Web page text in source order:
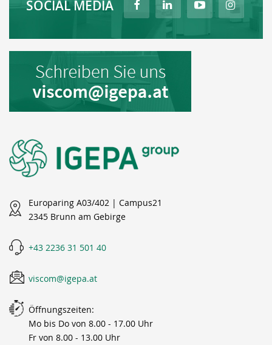
SOCIAL MEDIA
Europaring A03/402 | Campus21
2345 Brunn am Gebirge
+43 2236 31 501 40
viscom@igepa.at
Öffnungszeiten:
Mo bis Do von 8.00 - 17.00 Uhr
Fr von 8.00 - 13.00 Uhr